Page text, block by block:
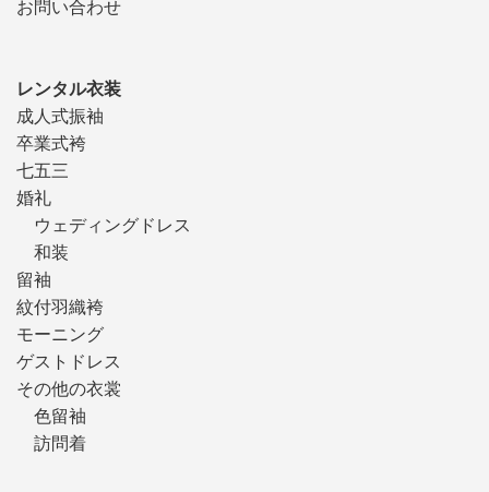
お問い合わせ
レンタル衣装
成人式振袖
卒業式袴
七五三
婚礼
ウェディングドレス
和装
留袖
紋付羽織袴
モーニング
ゲストドレス
その他の衣裳
色留袖
訪問着